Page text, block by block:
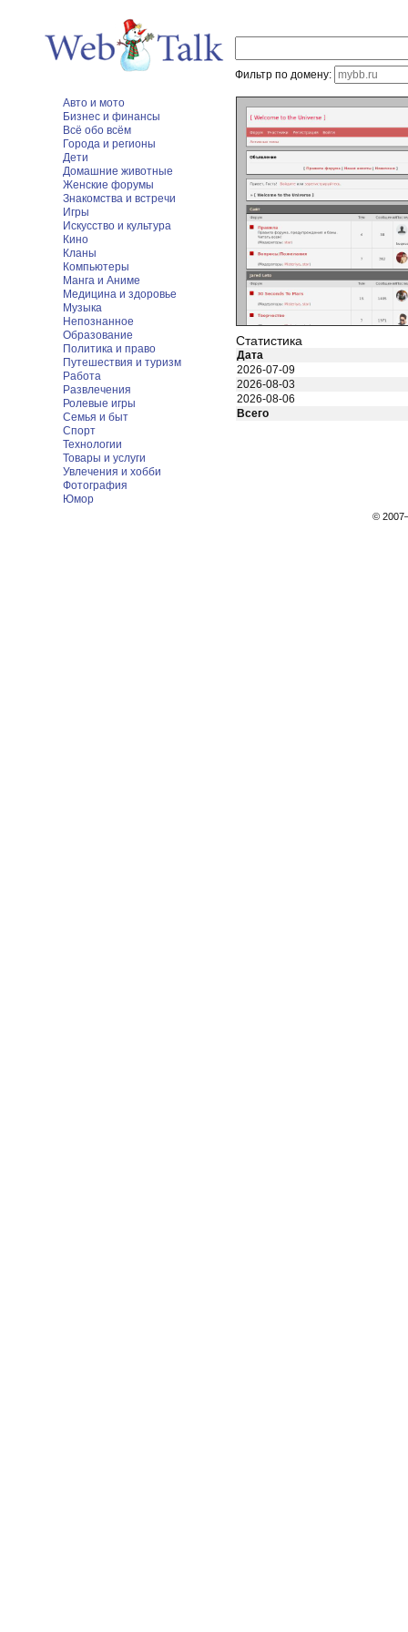
Фильтр по домену:
Авто и мото
Бизнес и финансы
Всё обо всём
Города и регионы
Дети
Домашние животные
Женские форумы
Знакомства и встречи
Игры
Искусство и культура
Кино
Кланы
Компьютеры
Манга и Аниме
Медицина и здоровье
Музыка
Непознанное
Образование
Политика и право
Путешествия и туризм
Работа
Развлечения
Ролевые игры
Семья и быт
Спорт
Технологии
Товары и услуги
Увлечения и хобби
Фотография
Юмор
Статистика
Дата
2026-07-09
2026-08-03
2026-08-06
Всего
©